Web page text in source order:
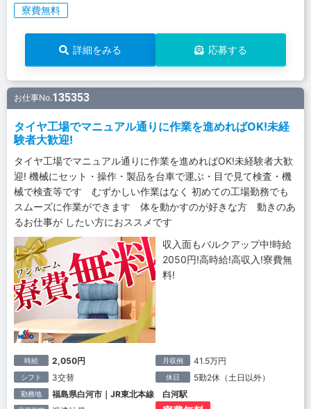
寮費無料
詳細をみる 応募する
お仕事No.135353
タイヤ工場でマニュアル通りに作業を進めればOK!未経
験者大歓迎!
タイヤ工場でマニュアル通りに作業を進めればOK!未経験者大歓
迎! 機械にセット・操作・製品を台車で運ぶ・目で見て検査・機
械で検査等です むずかしい作業はなく 初めての工場勤務でも
スムーズに作業ができます 体を動かすのが好きな方 動きのあ
るお仕事が したい方におススメです
収入面もバルクアップ中!時給
2050円!高時給!高収入!寮費無
料!
時給 2,050円 月収例 41.5万円
シフト 3交替 休日 5勤2休（土日以外）
勤務地 福島県白河市｜JR東北本線 白河駅